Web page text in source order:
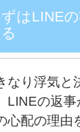
はLINE
なり浮気と
LINEの返
心配の理由